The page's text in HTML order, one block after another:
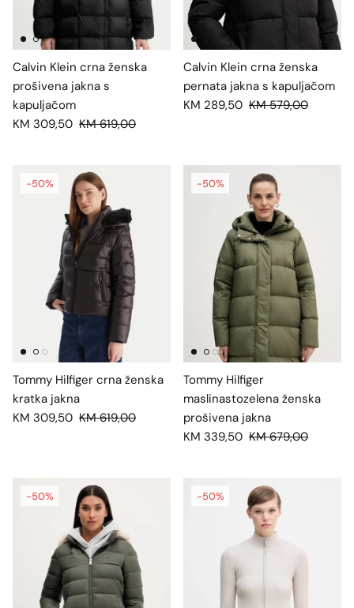
Calvin Klein crna ženska
prošivena jakna s
kapuljačom
KM 309,50 KM 619,00
Calvin Klein crna ženska
pernata jakna s kapuljačom
KM 289,50 KM 579,00
-50%
Tommy Hilfiger crna ženska
kratka jakna
KM 309,50 KM 619,00
-50%
Tommy Hilfiger
maslinastozelena ženska
prošivena jakna
KM 339,50 KM 679,00
-50% -50%